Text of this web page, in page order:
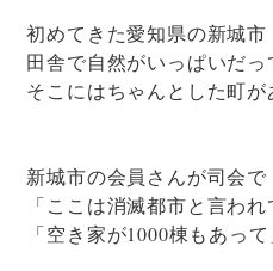
初めてきた愛知県の新城市
田舎で自然がいっぱいだ
そこにはちゃんとした町が
新城市の会員さんが司会で
「ここは消滅都市と言われ
「空き家が1000棟もあっ